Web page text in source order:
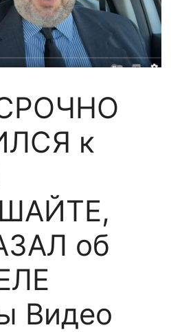
к
об
Видео